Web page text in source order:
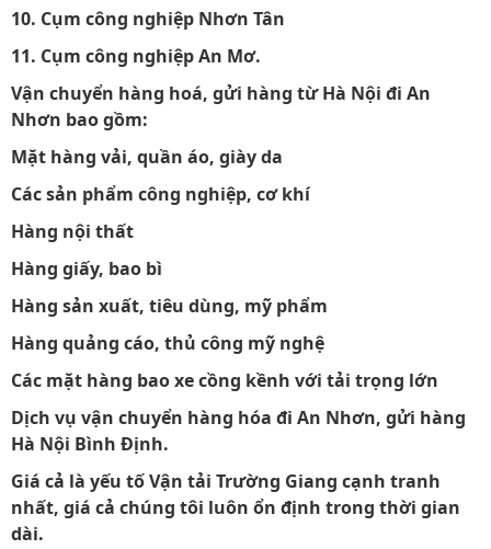
10. Cụm công nghiệp Nhơn Tân
11. Cụm công nghiệp An Mơ.
Vận chuyển hàng hoá, gửi hàng từ Hà Nội đi An
Nhơn bao gồm:
Mặt hàng vải, quần áo, giày da
Các sản phẩm công nghiệp, cơ khí
Hàng nội thất
Hàng giấy, bao bì
Hàng sản xuất, tiêu dùng, mỹ phẩm
Hàng quảng cáo, thủ công mỹ nghệ
Các mặt hàng bao xe cồng kềnh với tải trọng lớn
Dịch vụ vận chuyển hàng hóa đi An Nhơn, gửi hàng
Hà Nội Bình Định.
Giá cả là yếu tố Vận tải Trường Giang cạnh tranh
nhất, giá cả chúng tôi luôn ổn định trong thời gian
dài.